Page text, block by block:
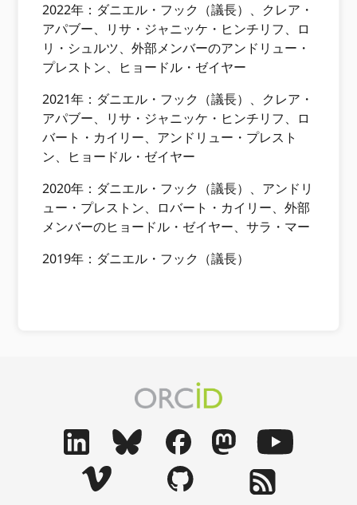
2022年：ダニエル・フック（議長）、クレア・
アパブー、リサ・ジャニッケ・ヒンチリフ、ロ
リ・シュルツ、外部メンバーのアンドリュー・
プレストン、ヒョードル・ゼイヤー
2021年：ダニエル・フック（議長）、クレア・
アパブー、リサ・ジャニッケ・ヒンチリフ、ロ
バート・カイリー、アンドリュー・プレスト
ン、ヒョードル・ゼイヤー
2020年：ダニエル・フック（議長）、アンドリ
ュー・プレストン、ロバート・カイリー、外部
メンバーのヒョードル・ゼイヤー、サラ・マー
2019年：ダニエル・フック（議長）